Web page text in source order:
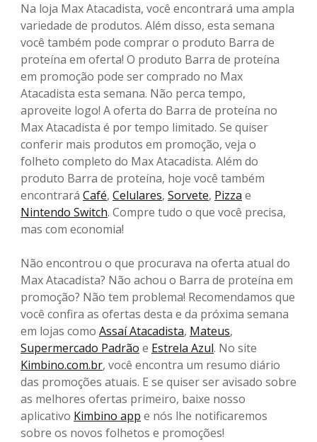
Na loja Max Atacadista, você encontrará uma ampla
variedade de produtos. Além disso, esta semana
você também pode comprar o produto Barra de
proteína em oferta! O produto Barra de proteína
em promoção pode ser comprado no Max
Atacadista esta semana. Não perca tempo,
aproveite logo! A oferta do Barra de proteína no
Max Atacadista é por tempo limitado. Se quiser
conferir mais produtos em promoção, veja o
folheto completo do Max Atacadista. Além do
produto Barra de proteína, hoje você também
encontrará Café, Celulares, Sorvete, Pizza e
Nintendo Switch. Compre tudo o que você precisa,
mas com economia!
Não encontrou o que procurava na oferta atual do
Max Atacadista? Não achou o Barra de proteína em
promoção? Não tem problema! Recomendamos que
você confira as ofertas desta e da próxima semana
em lojas como Assaí Atacadista, Mateus,
Supermercado Padrão e Estrela Azul. No site
Kimbino.com.br, você encontra um resumo diário
das promoções atuais. E se quiser ser avisado sobre
as melhores ofertas primeiro, baixe nosso
aplicativo Kimbino app e nós lhe notificaremos
sobre os novos folhetos e promoções!